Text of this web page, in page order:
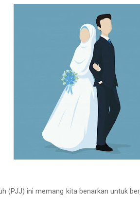
(PJJ) ini memang kita benarkan untuk